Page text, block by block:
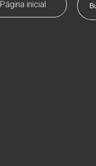
Página inicial